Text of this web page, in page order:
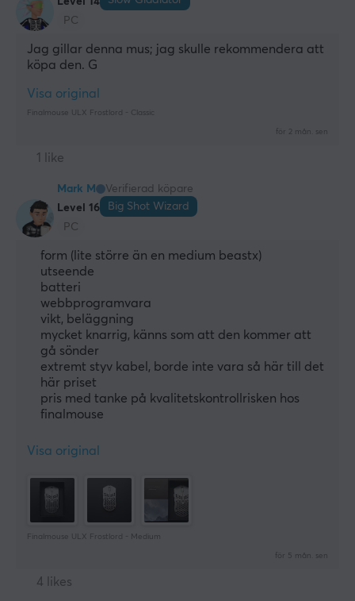
PC
Jag gillar denna mus; jag skulle rekommendera att
köpa den. G
Visa original
Finalmouse ULX Frostlord - Classic
för 2 mån. sen
1 like
Mark M
Verifierad köpare
Level 16
Big Shot Wizard
PC
form (lite större än en medium beastx)
utseende
batteri
webbprogramvara
vikt, beläggning
mycket knarrig, känns som att den kommer att
gå sönder
extremt styv kabel, borde inte vara så här till det
här priset
pris med tanke på kvalitetskontrollrisken hos
finalmouse
Visa original
Finalmouse ULX Frostlord - Medium
för 5 mån. sen
4 likes